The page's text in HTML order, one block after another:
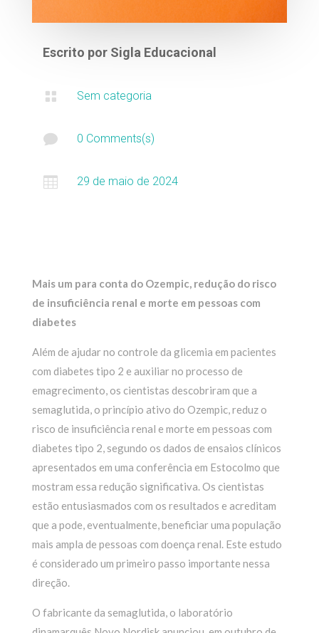
Escrito por Sigla Educacional
 Sem categoria
 0 Comments(s)
 29 de maio de 2024
Mais um para conta do Ozempic, redução do risco
de insuficiência renal e morte em pessoas com
diabetes
Além de ajudar no controle da glicemia em pacientes
com diabetes tipo 2 e auxiliar no processo de
emagrecimento, os cientistas descobriram que a
semaglutida, o princípio ativo do Ozempic, reduz o
risco de insuficiência renal e morte em pessoas com
diabetes tipo 2, segundo os dados de ensaios clínicos
apresentados em uma conferência em Estocolmo que
mostram essa redução significativa. Os cientistas
estão entusiasmados com os resultados e acreditam
que a pode, eventualmente, beneficiar uma população
mais ampla de pessoas com doença renal. Este estudo
é considerado um primeiro passo importante nessa
direção.
O fabricante da semaglutida, o laboratório